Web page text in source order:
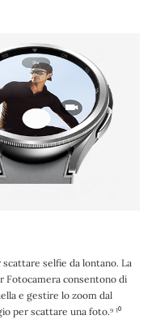
scattare selfie da lontano. La
Fotocamera consentono di
e gestire lo zoom dal
per scattare una foto.⁹ ¹⁰